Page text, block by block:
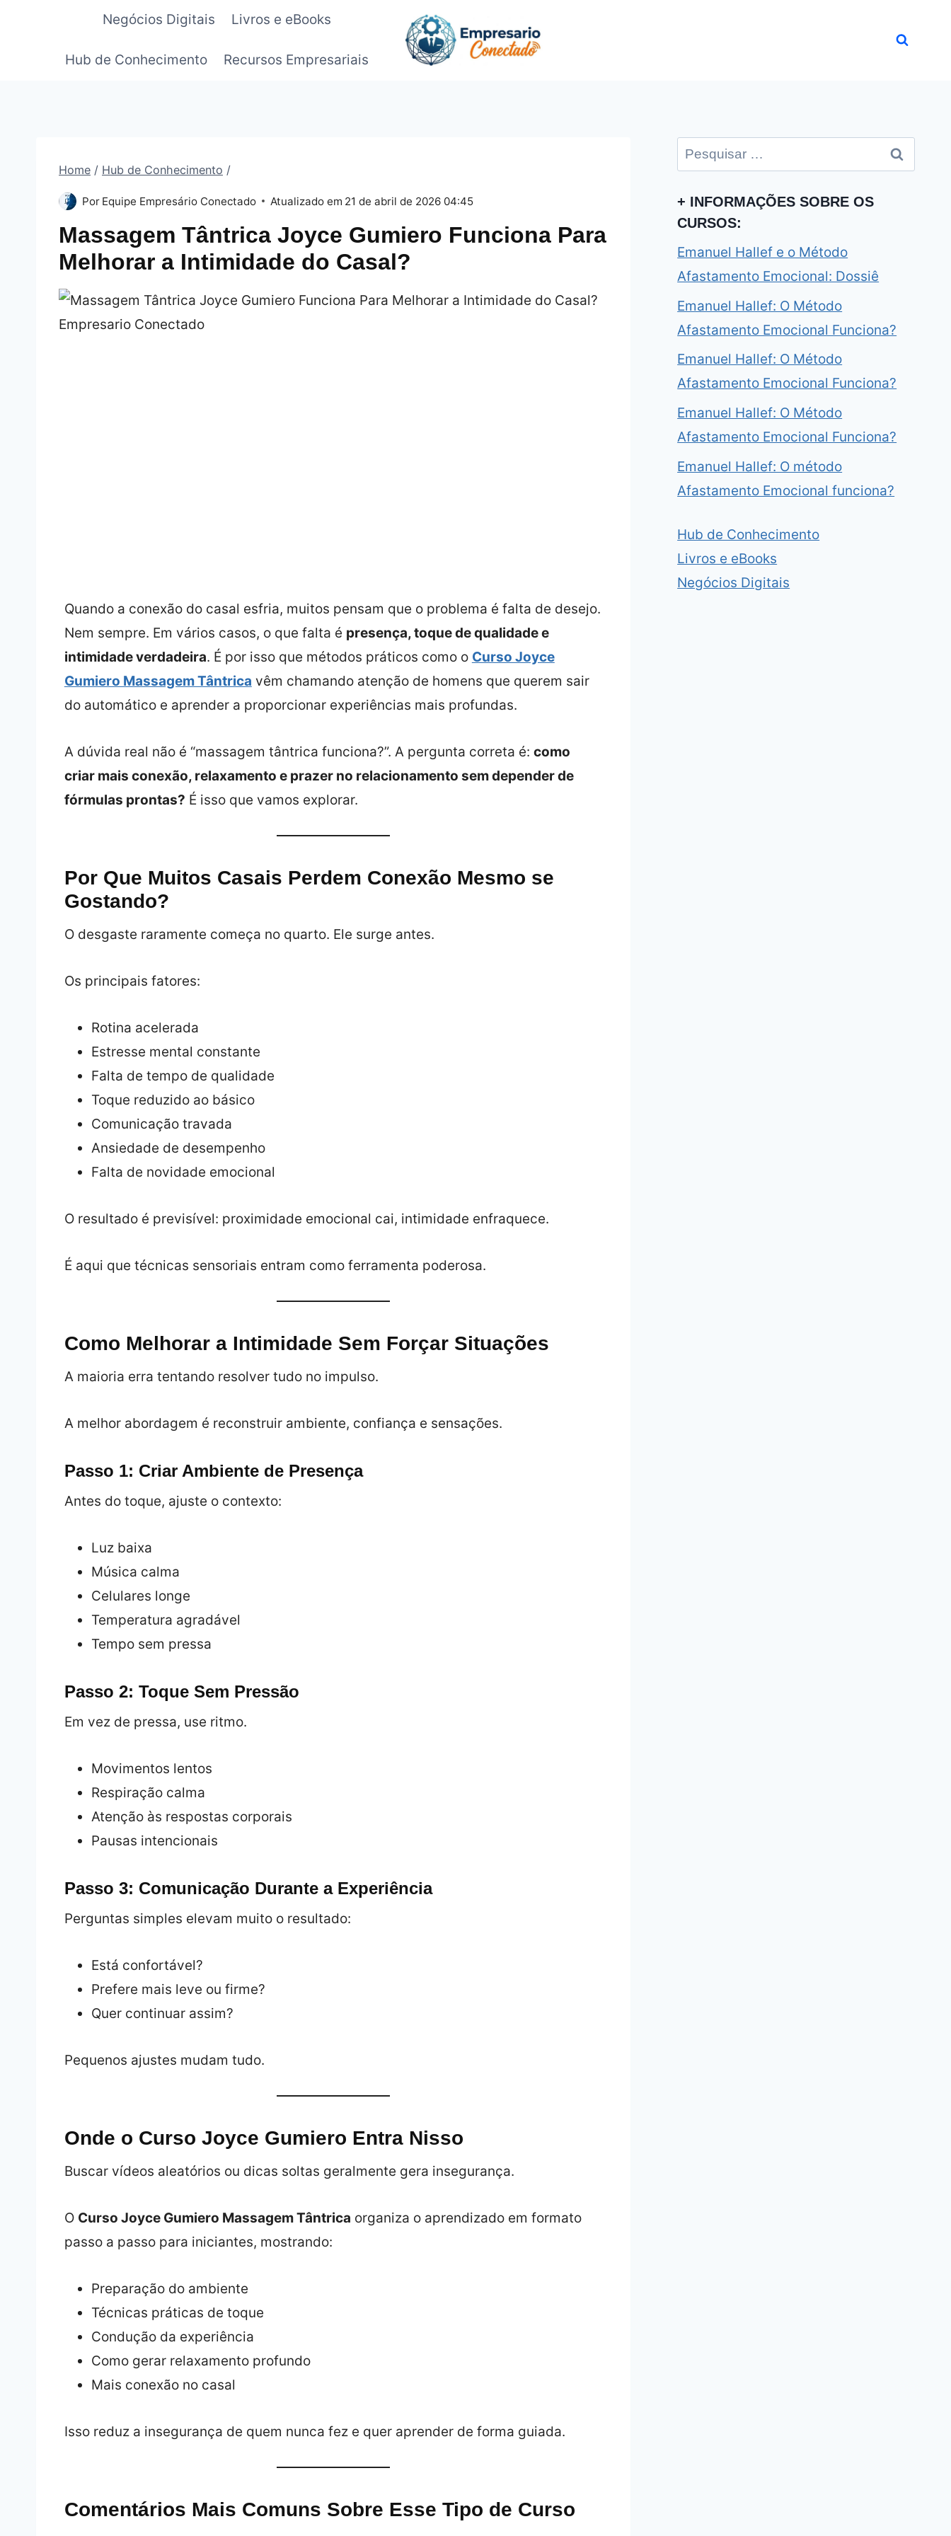
Negócios Digitais Livros e eBooks
Hub de Conhecimento Recursos Empresariais
Home / Hub de Conhecimento /
Por Equipe Empresário Conectado Atualizado em 21 de abril de 2026 04:45
Massagem Tântrica Joyce Gumiero Funciona Para
Melhorar a Intimidade do Casal?
Quando a conexão do casal esfria, muitos pensam que o problema é falta de desejo.
Nem sempre. Em vários casos, o que falta é presença, toque de qualidade e
intimidade verdadeira. É por isso que métodos práticos como o Curso Joyce
Gumiero Massagem Tântrica vêm chamando atenção de homens que querem sair
do automático e aprender a proporcionar experiências mais profundas.
A dúvida real não é “massagem tântrica funciona?”. A pergunta correta é: como
criar mais conexão, relaxamento e prazer no relacionamento sem depender de
fórmulas prontas? É isso que vamos explorar.
Por Que Muitos Casais Perdem Conexão Mesmo se
Gostando?
O desgaste raramente começa no quarto. Ele surge antes.
Os principais fatores:
Rotina acelerada
Estresse mental constante
Falta de tempo de qualidade
Toque reduzido ao básico
Comunicação travada
Ansiedade de desempenho
Falta de novidade emocional
O resultado é previsível: proximidade emocional cai, intimidade enfraquece.
É aqui que técnicas sensoriais entram como ferramenta poderosa.
Como Melhorar a Intimidade Sem Forçar Situações
A maioria erra tentando resolver tudo no impulso.
A melhor abordagem é reconstruir ambiente, confiança e sensações.
Passo 1: Criar Ambiente de Presença
Antes do toque, ajuste o contexto:
Luz baixa
Música calma
Celulares longe
Temperatura agradável
Tempo sem pressa
Passo 2: Toque Sem Pressão
Em vez de pressa, use ritmo.
Movimentos lentos
Respiração calma
Atenção às respostas corporais
Pausas intencionais
Passo 3: Comunicação Durante a Experiência
Perguntas simples elevam muito o resultado:
Está confortável?
Prefere mais leve ou firme?
Quer continuar assim?
Pequenos ajustes mudam tudo.
Onde o Curso Joyce Gumiero Entra Nisso
Buscar vídeos aleatórios ou dicas soltas geralmente gera insegurança.
O Curso Joyce Gumiero Massagem Tântrica organiza o aprendizado em formato
passo a passo para iniciantes, mostrando:
Preparação do ambiente
Técnicas práticas de toque
Condução da experiência
Como gerar relaxamento profundo
Mais conexão no casal
Isso reduz a insegurança de quem nunca fez e quer aprender de forma guiada.
Comentários Mais Comuns Sobre Esse Tipo de Curso
Pesquisar
por:
+ INFORMAÇÕES SOBRE OS
CURSOS:
Emanuel Hallef e o Método
Afastamento Emocional: Dossiê
Emanuel Hallef: O Método
Afastamento Emocional Funciona?
Emanuel Hallef: O Método
Afastamento Emocional Funciona?
Emanuel Hallef: O Método
Afastamento Emocional Funciona?
Emanuel Hallef: O método
Afastamento Emocional funciona?
Hub de Conhecimento
Livros e eBooks
Negócios Digitais